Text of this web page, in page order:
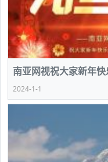
南亚网视祝大家新年快
2024-1-1